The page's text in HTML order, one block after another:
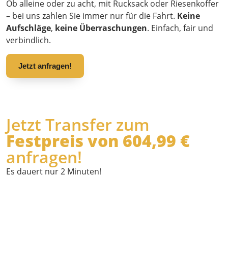
Ob alleine oder zu acht, mit Rucksack oder Riesenkoffer
– bei uns zahlen Sie immer nur für die Fahrt. Keine
Aufschläge, keine Überraschungen. Einfach, fair und
verbindlich.
Jetzt anfragen!
Jetzt Transfer zum
Festpreis von 604,99 €
anfragen!
Es dauert nur 2 Minuten!